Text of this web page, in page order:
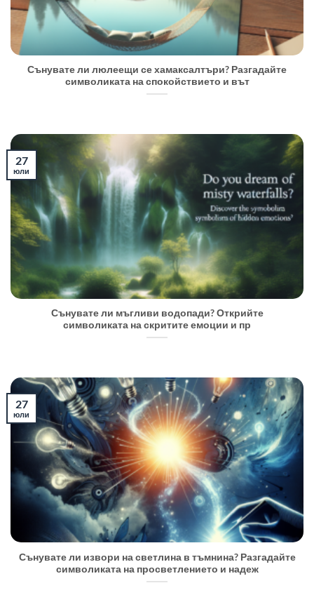
Сънувате ли люлеещи се хамаксалтъри? Разгадайте
символиката на спокойствието и вът
Сънувате ли мъгливи водопади? Открийте
символиката на скритите емоции и пр
27
юли
Сънувате ли извори на светлина в тъмнина? Разгадайте
символиката на просветлението и надеж
27
юли